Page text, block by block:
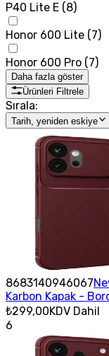
P40 Lite E (8)
Honor 600 Lite (7)
Honor 600 Pro (7)
Daha fazla göster
Ürünleri Filtrele
Sırala:
Tarih, yeniden eskiye
8683140946067
Karbon Kapak -
₺299,00KDV Dahil
6